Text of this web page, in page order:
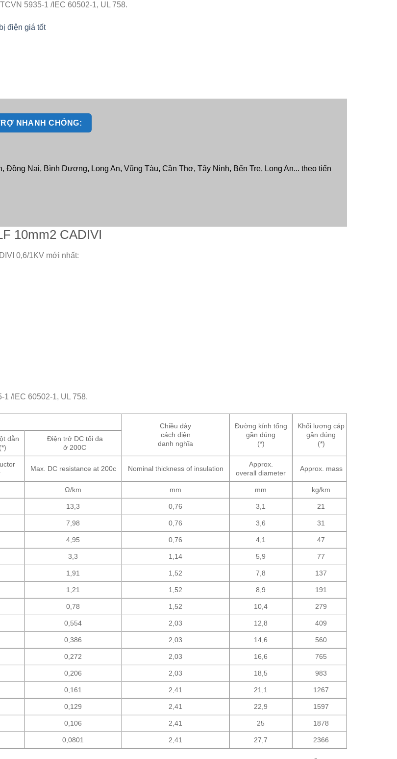
5935-1 /IEC 60502-1, UL 758.
điện giá tốt
NHANH CHÓNG:
Đồng Nai, Bình Dương, Long An, Vũng Tàu, Cần Thơ, Tây Ninh, Bến Tre, Long An... theo tiến
10mm2 CADIVI
0,6/1KV mới nhất:
/IEC 60502-1, UL 758.
Chiều dày
cách điện
danh nghĩa
Đường kính tổng
gần đúng
(*)
Khối lượng cáp
gần đúng
(*)
dẫn
Điện trở DC tối đa
ở 200C
Max. DC resistance at 200c Nominal thickness of insulation
Approx.
overall diameter
Approx. mass
Ω/km mm mm kg/km
13,3 0,76 3,1 21
7,98 0,76 3,6 31
4,95 0,76 4,1 47
3,3 1,14 5,9 77
1,91 1,52 7,8 137
1,21 1,52 8,9 191
0,78 1,52 10,4 279
0,554 2,03 12,8 409
0,386 2,03 14,6 560
0,272 2,03 16,6 765
0,206 2,03 18,5 983
0,161 2,41 21,1 1267
0,129 2,41 22,9 1597
0,106 2,41 25 1878
0,0801 2,41 27,7 2366